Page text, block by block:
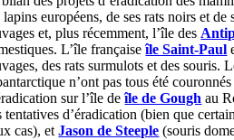
lapins européens, de ses rats noirs et
et, plus récemment, l’île des
L’île françaiseîle Saint-Paul
des rats surmulots et des souris.
n’ont pas tous été
sur l’île deîle de Gough au
tentatives d’éradication (bien que
cas), etJason de Steeple (souris